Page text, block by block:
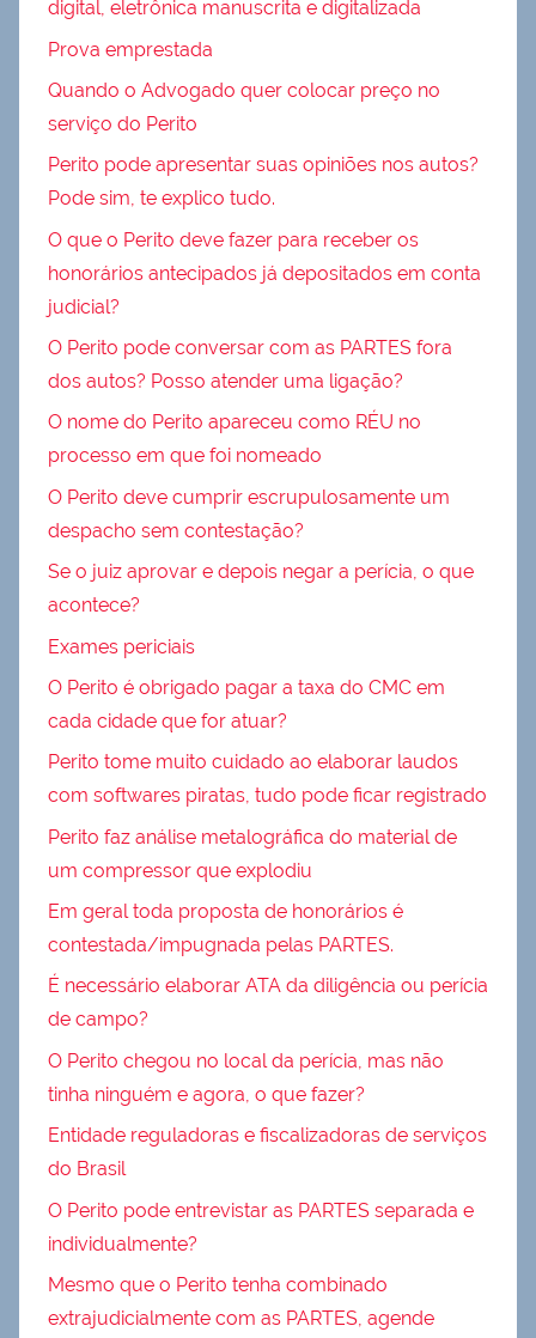
digital, eletrônica manuscrita e digitalizada
Prova emprestada
Quando o Advogado quer colocar preço no
serviço do Perito
Perito pode apresentar suas opiniões nos autos?
Pode sim, te explico tudo.
O que o Perito deve fazer para receber os
honorários antecipados já depositados em conta
judicial?
O Perito pode conversar com as PARTES fora
dos autos? Posso atender uma ligação?
O nome do Perito apareceu como RÉU no
processo em que foi nomeado
O Perito deve cumprir escrupulosamente um
despacho sem contestação?
Se o juiz aprovar e depois negar a perícia, o que
acontece?
Exames periciais
O Perito é obrigado pagar a taxa do CMC em
cada cidade que for atuar?
Perito tome muito cuidado ao elaborar laudos
com softwares piratas, tudo pode ficar registrado
Perito faz análise metalográfica do material de
um compressor que explodiu
Em geral toda proposta de honorários é
contestada/impugnada pelas PARTES.
É necessário elaborar ATA da diligência ou perícia
de campo?
O Perito chegou no local da perícia, mas não
tinha ninguém e agora, o que fazer?
Entidade reguladoras e fiscalizadoras de serviços
do Brasil
O Perito pode entrevistar as PARTES separada e
individualmente?
Mesmo que o Perito tenha combinado
extrajudicialmente com as PARTES, agende